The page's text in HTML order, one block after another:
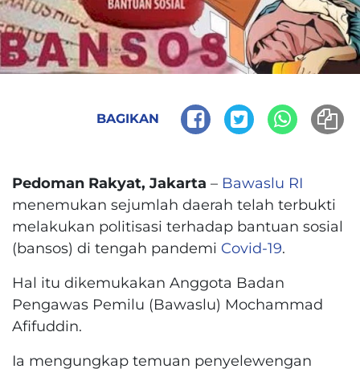
BAGIKAN
Pedoman Rakyat, Jakarta – Bawaslu RI
menemukan sejumlah daerah telah terbukti
melakukan politisasi terhadap bantuan sosial
(bansos) di tengah pandemi Covid-19.
Hal itu dikemukakan Anggota Badan
Pengawas Pemilu (Bawaslu) Mochammad
Afifuddin.
Ia mengungkap temuan penyelewengan